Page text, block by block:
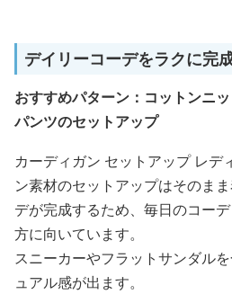
デイリーコーデをラクに完
おすすめパターン：コットンニ
パンツのセットアップ
カーディガン セットアップ レデ
ン素材のセットアップはそのま
デが完成するため、毎日のコー
方に向いています。
スニーカーやフラットサンダル
ュアル感が出ます。